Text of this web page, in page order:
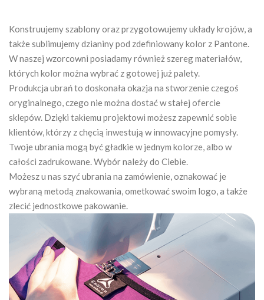
Konstruujemy szablony oraz przygotowujemy układy krojów, a
także sublimujemy dzianiny pod zdefiniowany kolor z Pantone.
W naszej wzorcowni posiadamy również szereg materiałów,
których kolor można wybrać z gotowej już palety.
Produkcja ubrań to doskonała okazja na stworzenie czegoś
oryginalnego, czego nie można dostać w stałej ofercie
sklepów. Dzięki takiemu projektowi możesz zapewnić sobie
klientów, którzy z chęcią inwestują w innowacyjne pomysły.
Twoje ubrania mogą być gładkie w jednym kolorze, albo w
całości zadrukowane. Wybór należy do Ciebie.
Możesz u nas szyć ubrania na zamówienie, oznakować je
wybraną metodą znakowania, ometkować swoim logo, a także
zlecić jednostkowe pakowanie.